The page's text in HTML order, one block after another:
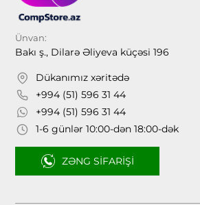
Ünvan:
Bakı ş., Dilarə Əliyeva küçəsi 196
Dükanımız xəritədə
+994 (51) 596 31 44
+994 (51) 596 31 44
1-6 günlər 10:00-dən 18:00-dək
ZƏNG SIFARIŞI